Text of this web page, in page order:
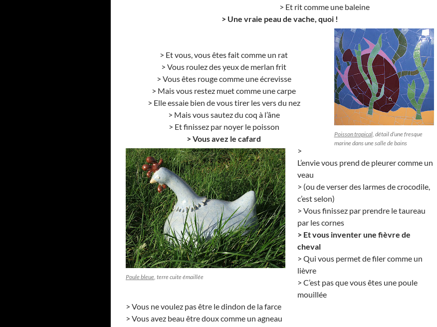
> Et rit comme une baleine
> Une vraie peau de vache, quoi !
Poisson tropical, détail d’une fresque
marine dans une salle de bains
> Et vous, vous êtes fait comme un rat
> Vous roulez des yeux de merlan frit
> Vous êtes rouge comme une écrevisse
> Mais vous restez muet comme une carpe
> Elle essaie bien de vous tirer les vers du nez
> Mais vous sautez du coq à l’âne
> Et finissez par noyer le poisson
>Vous avez le cafard
Poule bleue , terre cuite émaillée
>
L’envie vous prend de pleurer comme un
veau
> (ou de verser des larmes de crocodile,
c’est selon)
> Vous finissez par prendre le taureau
par les cornes
> Et vous inventer une fièvre de
cheval
> Qui vous permet de filer comme un
lièvre
> C’est pas que vous êtes une poule
mouillée
> Vous ne voulez pas être le dindon de la farce
> Vous avez beau être doux comme un agneau